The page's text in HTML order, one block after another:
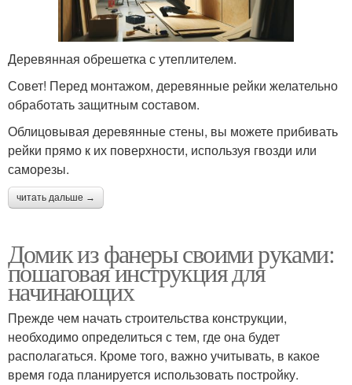
Деревянная обрешетка с утеплителем.
Совет! Перед монтажом, деревянные рейки желательно
обработать защитным составом.
Облицовывая деревянные стены, вы можете прибивать
рейки прямо к их поверхности, используя гвозди или
саморезы.
читать дальше →
Домик из фанеры своими руками:
пошаговая инструкция для
начинающих
Прежде чем начать строительства конструкции,
необходимо определиться с тем, где она будет
располагаться. Кроме того, важно учитывать, в какое
время года планируется использовать постройку.